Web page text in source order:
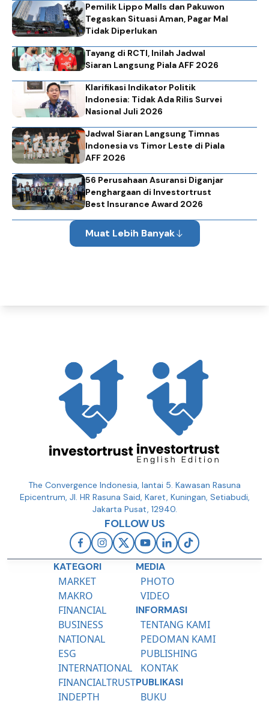
Pemilik Lippo Malls dan Pakuwon
Tegaskan Situasi Aman, Pagar Mal
Tidak Diperlukan
Tayang di RCTI, Inilah Jadwal
Siaran Langsung Piala AFF 2026
Klarifikasi Indikator Politik
Indonesia: Tidak Ada Rilis Survei
Nasional Juli 2026
Jadwal Siaran Langsung Timnas
Indonesia vs Timor Leste di Piala
AFF 2026
56 Perusahaan Asuransi Diganjar
Penghargaan di Investortrust
Best Insurance Award 2026
Muat Lebih Banyak
The Convergence Indonesia, lantai 5. Kawasan Rasuna
Epicentrum, Jl. HR Rasuna Said, Karet, Kuningan, Setiabudi,
Jakarta Pusat, 12940.
FOLLOW US
KATEGORI
MARKET
MAKRO
FINANCIAL
BUSINESS
NATIONAL
ESG
INTERNATIONAL
FINANCIALTRUST
INDEPTH
MEDIA
PHOTO
VIDEO
INFORMASI
TENTANG KAMI
PEDOMAN KAMI
PUBLISHING
KONTAK
PUBLIKASI
BUKU